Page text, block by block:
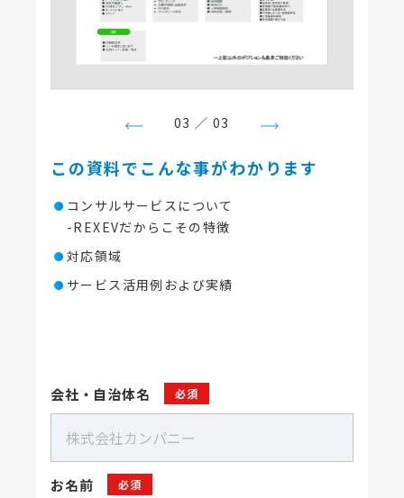
‹ ›
03 ／ 03
この資料でこんな事がわかります
コンサルサービスについて
-REXEVだからこその特徴
対応領域
サービス活用例および実績
会社・自治体名 必須
お名前 必須